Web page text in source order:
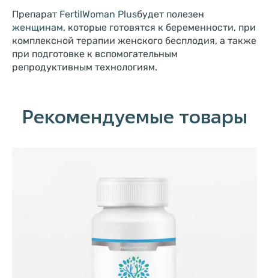
Препарат FertilWoman Plusбудет полезен
женщинам, которые готовятся к беременности, при
комплексной терапии женского бесплодия, а также
при подготовке к вспомогательным
репродуктивным технологиям.
Рекомендуемые товары